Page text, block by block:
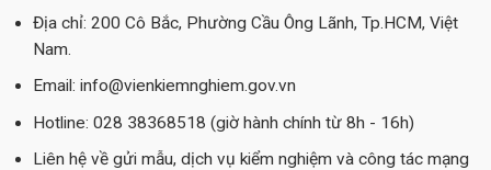
Địa chỉ: 200 Cô Bắc, Phường Cầu Ông Lãnh, Tp.HCM, Việt
Nam.
Email: info@vienkiemnghiem.gov.vn
Hotline: 028 38368518 (giờ hành chính từ 8h - 16h)
Liên hệ về gửi mẫu, dịch vụ kiểm nghiệm và công tác mạng